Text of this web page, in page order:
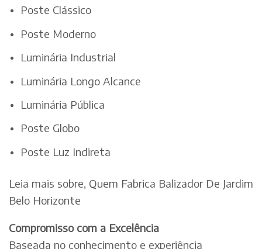
Poste Clássico
Poste Moderno
Luminária Industrial
Luminária Longo Alcance
Luminária Pública
Poste Globo
Poste Luz Indireta
Leia mais sobre, Quem Fabrica Balizador De Jardim
Belo Horizonte
Compromisso com a Excelência
Baseada no conhecimento e experiência